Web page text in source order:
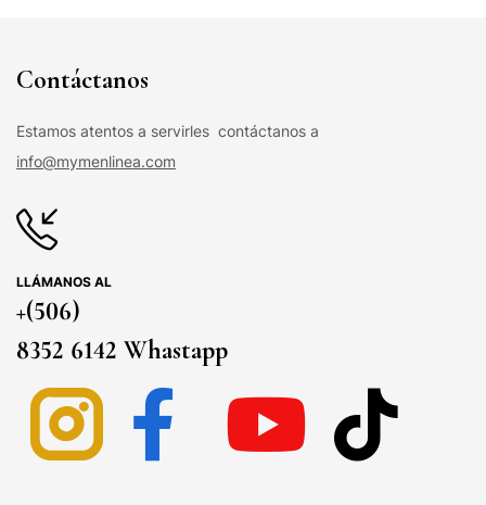
Contáctanos
Estamos atentos a servirles contáctanos a
info@mymenlinea.com
LLÁMANOS AL
+(506)
8352 6142 Whastapp